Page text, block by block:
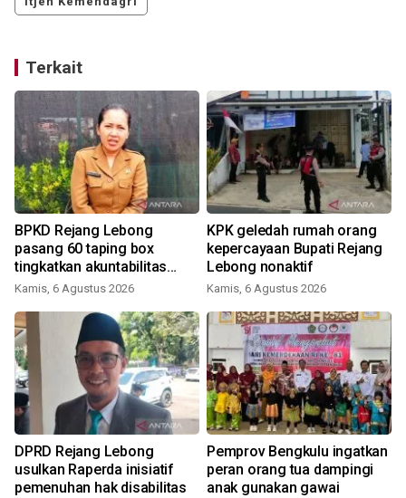
Terkait
BPKD Rejang Lebong
pasang 60 taping box
tingkatkan akuntabilitas
pajak
Kamis, 6 Agustus 2026
KPK geledah rumah orang
kepercayaan Bupati Rejang
Lebong nonaktif
Kamis, 6 Agustus 2026
DPRD Rejang Lebong
usulkan Raperda inisiatif
pemenuhan hak disabilitas
Pemprov Bengkulu ingatkan
peran orang tua dampingi
anak gunakan gawai